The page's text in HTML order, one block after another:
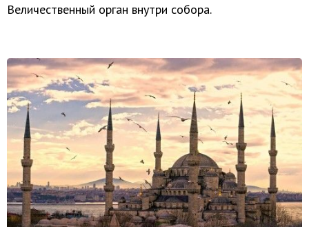
Величественный орган внутри собора.